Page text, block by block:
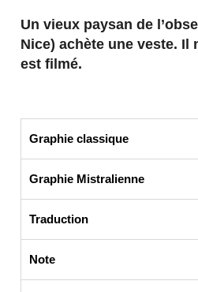
Un vieux paysan de
Nice) achète une veste. Il
est filmé.
Graphie classique
Graphie Mistralienne
Traduction
Note